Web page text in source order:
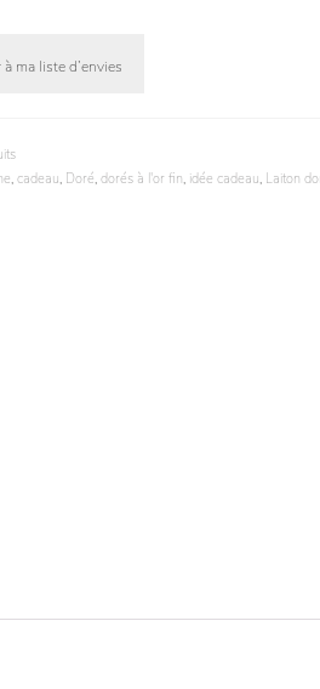
ma liste d’envies
, cadeau, Doré, dorés à l'or fin, idée cadeau, Laiton